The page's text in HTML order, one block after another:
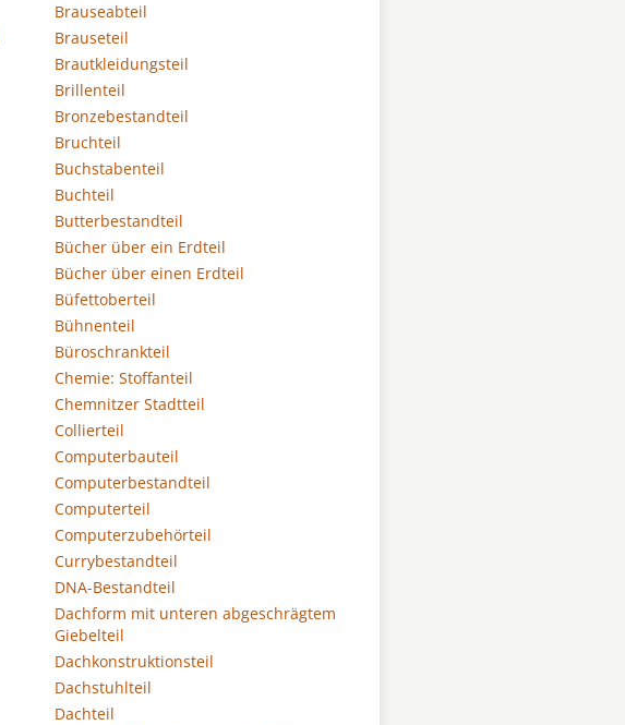
Brauseabteil
Brauseteil
Brautkleidungsteil
Brillenteil
Bronzebestandteil
Bruchteil
Buchstabenteil
Buchteil
Butterbestandteil
Bücher über ein Erdteil
Bücher über einen Erdteil
Büfettoberteil
Bühnenteil
Büroschrankteil
Chemie: Stoffanteil
Chemnitzer Stadtteil
Collierteil
Computerbauteil
Computerbestandteil
Computerteil
Computerzubehörteil
Currybestandteil
DNA-Bestandteil
Dachform mit unteren abgeschrägtem
Giebelteil
Dachkonstruktionsteil
Dachstuhlteil
Dachteil